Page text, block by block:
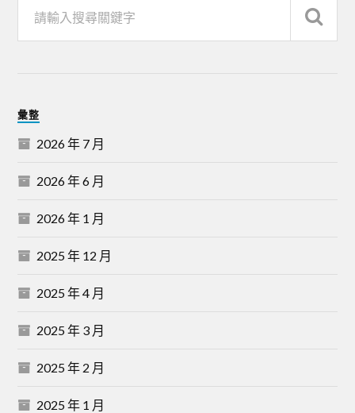
彙整
2026 年 7 月
2026 年 6 月
2026 年 1 月
2025 年 12 月
2025 年 4 月
2025 年 3 月
2025 年 2 月
2025 年 1 月